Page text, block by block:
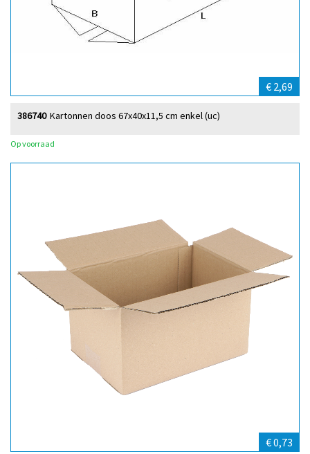
€ 2,69
Kartonnen doos 67x40x11,5 cm enkel (uc)
386740
Op voorraad
€ 0,73